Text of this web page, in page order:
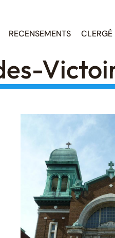
RECENSEMENTS CLERGÉ